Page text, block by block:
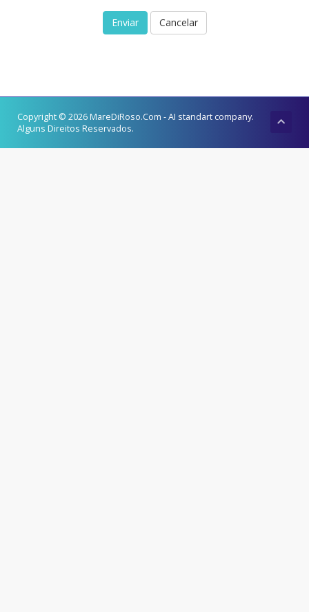
Cancelar
Copyright © 2026 MareDiRoso.Com - AI standart company.
Alguns Direitos Reservados.